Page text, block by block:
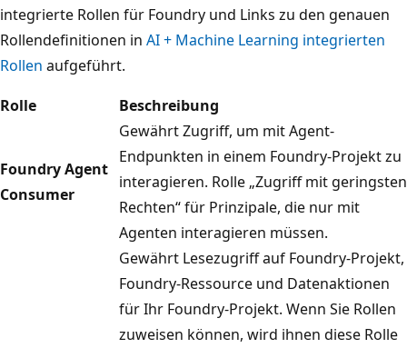
integrierte Rollen für Foundry und Links zu den genauen
Rollendefinitionen in AI + Machine Learning integrierten
Rollen aufgeführt.
Rolle
Beschreibung
Foundry Agent
Consumer
Gewährt Zugriff, um mit Agent-
Endpunkten in einem Foundry-Projekt zu
interagieren. Rolle „Zugriff mit geringsten
Rechten“ für Prinzipale, die nur mit
Agenten interagieren müssen.
Gewährt Lesezugriff auf Foundry-Projekt,
Foundry-Ressource und Datenaktionen
für Ihr Foundry-Projekt. Wenn Sie Rollen
zuweisen können, wird ihnen diese Rolle